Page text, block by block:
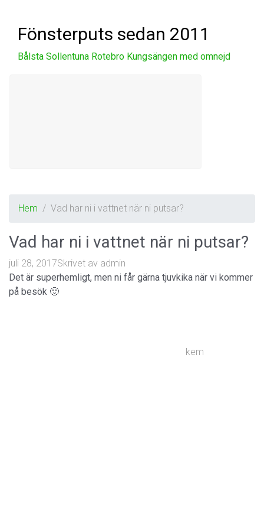
Fönsterputs sedan 2011
Bålsta Sollentuna Rotebro Kungsängen med omnejd
Hem Vad har ni i vattnet när ni putsar?
Vad har ni i vattnet när ni putsar?
juli 28, 2017Skrivet av admin
Det är superhemligt, men ni får gärna tjuvkika när vi kommer
på besök 🙂
kem